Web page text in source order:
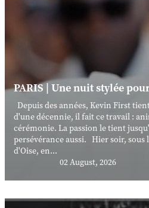
PARIS | Une nuit stylée
Depuis des années, Kevin First
d'une décennie, il fait ce travail :
cérémonie. La passion le tient
persévérance aussi. Hier soir, sous
d'Oise, en...
02 August, 2026